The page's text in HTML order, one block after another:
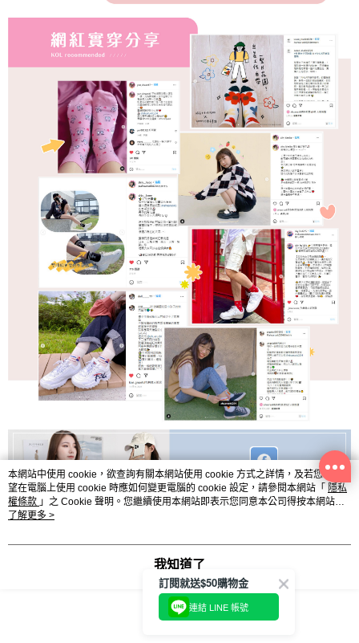
本網站中使用 cookie，欲查詢有關本網站使用 cookie 方式之詳情，及若您不希
望在電腦上使用 cookie 時應如何變更電腦的 cookie 設定，請參閱本網站「 隱私
權條款 」之 Cookie 聲明。您繼續使用本網站即表示您同意本公司得按本網站使
用條款之 Cookie 聲明使用 cookie。
了解更多 >
我知道了
訂閱就送$50購物金
連結 LINE 帳號